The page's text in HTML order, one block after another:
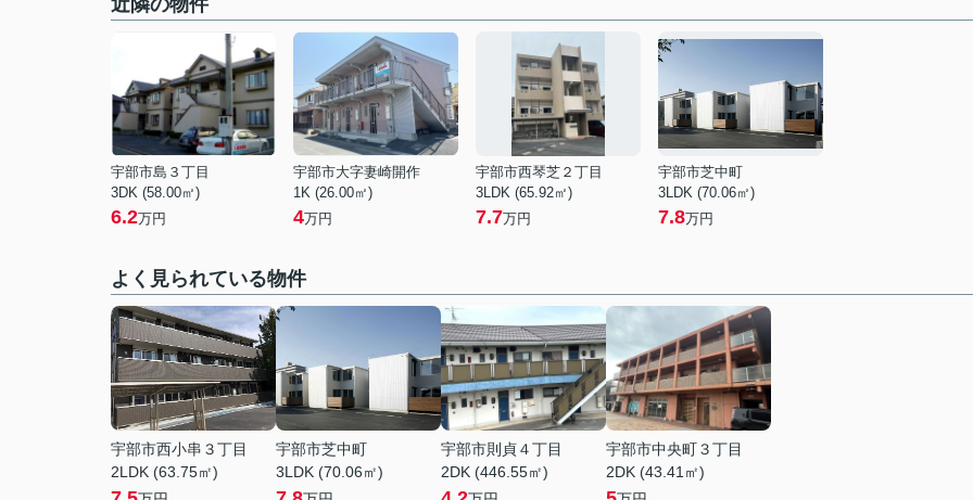
近隣の物件
宇部市島３丁目
3DK (58.00㎡)
6.2万円
宇部市大字妻崎開作
1K (26.00㎡)
4万円
宇部市西琴芝２丁目
3LDK (65.92㎡)
7.7万円
宇部市芝中町
3LDK (70.06㎡)
7.8万円
よく見られている物件
宇部市西小串３丁目
2LDK (63.75㎡)
宇部市芝中町
3LDK (70.06㎡)
宇部市則貞４丁目
2DK (446.55㎡)
宇部市中央町３丁目
2DK (43.41㎡)